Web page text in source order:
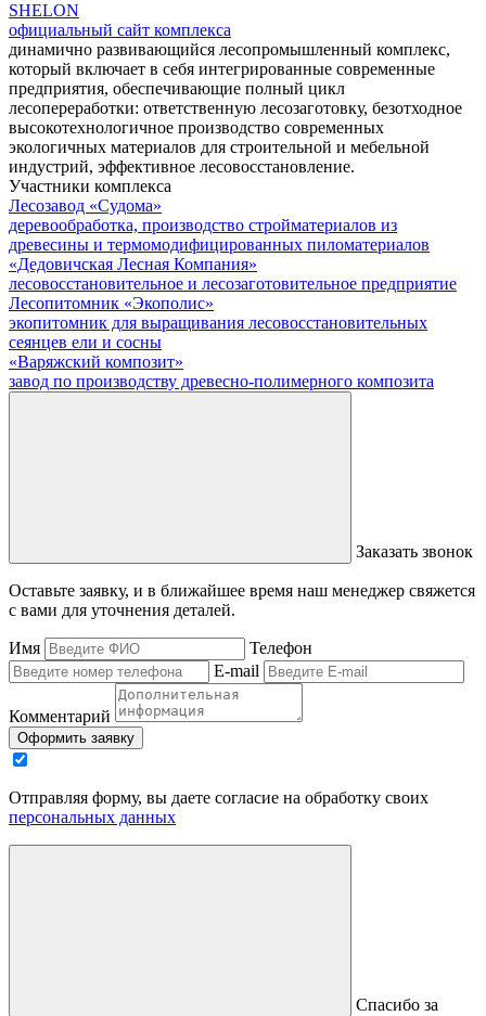
SHELON
официальный сайт комплекса
динамично развивающийся лесопромышленный комплекс,
который включает в себя интегрированные современные
предприятия, обеспечивающие полный цикл
лесопереработки: ответственную лесозаготовку, безотходное
высокотехнологичное производство современных
экологичных материалов для строительной и мебельной
индустрий, эффективное лесовосстановление.
Участники комплекса
Лесозавод «Судома»
деревообработка, производство стройматериалов из
древесины и термомодифицированных пиломатериалов
«Дедовичская Лесная Компания»
лесовосстановительное и лесозаготовительное предприятие
Лесопитомник «Экополис»
экопитомник для выращивания лесовосстановительных
сеянцев ели и сосны
«Варяжский композит»
завод по производству древесно-полимерного композита
Заказать звонок
Оставьте заявку, и в ближайшее время наш менеджер свяжется
с вами для уточнения деталей.
Имя
Телефон
E-mail
Комментарий
Оформить заявку
Отправляя форму, вы даете согласие на обработку своих
персональных данных
Спасибо за